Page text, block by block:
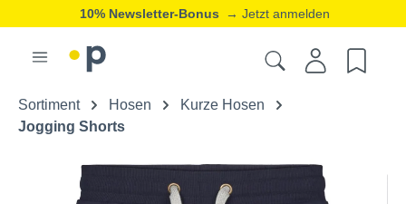
10% Newsletter-Bonus → Jetzt anmelden
Sortiment Hosen
Kurze Hosen
Jogging Shorts